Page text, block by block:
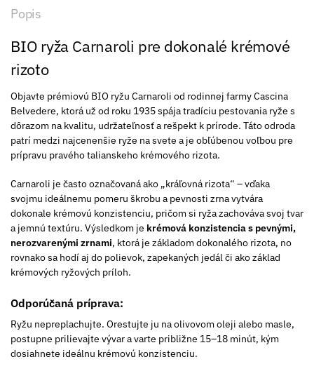
Popis
BIO ryža Carnaroli pre dokonalé krémové
rizoto
Objavte prémiovú BIO ryžu Carnaroli od rodinnej farmy Cascina
Belvedere, ktorá už od roku 1935 spája tradíciu pestovania ryže s
dôrazom na kvalitu, udržateľnosť a rešpekt k prírode. Táto odroda
patrí medzi najcenenšie ryže na svete a je obľúbenou voľbou pre
prípravu pravého talianskeho krémového rizota.
Carnaroli je často označovaná ako „kráľovná rizota“ – vďaka
svojmu ideálnemu pomeru škrobu a pevnosti zrna vytvára
dokonale krémovú konzistenciu, pričom si ryža zachováva svoj tvar
a jemnú textúru. Výsledkom je krémová konzistencia s pevnými,
nerozvarenými zrnami, ktorá je základom dokonalého rizota, no
rovnako sa hodí aj do polievok, zapekaných jedál či ako základ
krémových ryžových príloh.
Odporúčaná príprava:
Ryžu nepreplachujte. Orestujte ju na olivovom oleji alebo masle,
postupne prilievajte vývar a varte približne 15–18 minút, kým
dosiahnete ideálnu krémovú konzistenciu.